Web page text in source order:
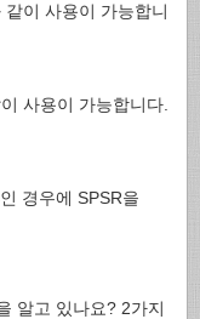
이 사용이 가능합니
사용이 가능합니다.
경우에 SPSR을
알고 있나요? 2가지